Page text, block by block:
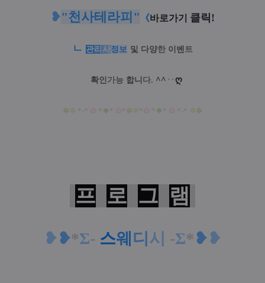
❥"천사테라피 " 《바로가기 클릭!
ㄴ 관리 사정보 및 다양한 이벤트
확인가능 합니 다. ^^ ‥ ღ
✲✲ ❖ ✲✲ ❖ ✲✲
프 로 그 램
❥❥*Σ- 스웨 디 시 -Σ* ❥❥